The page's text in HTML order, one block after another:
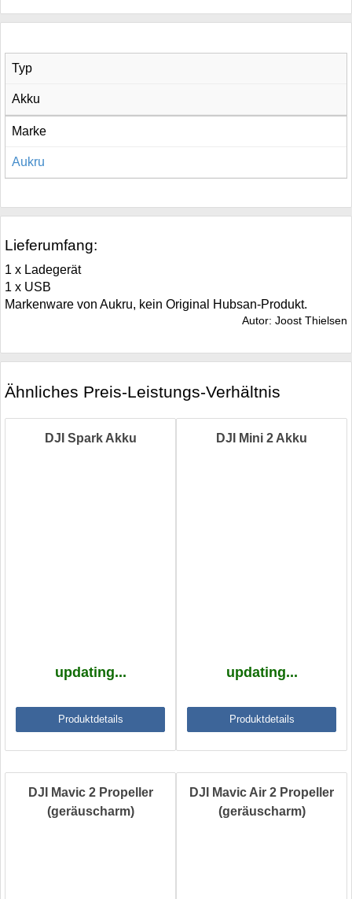
Typ
Akku
Marke
Aukru
Lieferumfang:
1 x Ladegerät
1 x USB
Markenware von Aukru, kein Original Hubsan-Produkt.
Autor: Joost Thielsen
Ähnliches Preis-Leistungs-Verhältnis
DJI Spark Akku
updating...
Produktdetails
DJI Mini 2 Akku
updating...
Produktdetails
DJI Mavic 2 Propeller
(geräuscharm)
DJI Mavic Air 2 Propeller
(geräuscharm)